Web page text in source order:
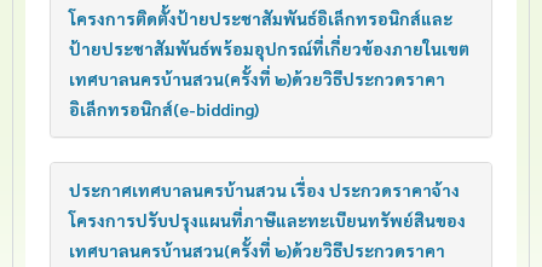
โครงการติดตั้งป้ายประชาสัมพันธ์อิเล็กทรอนิกส์และ
ป้ายประชาสัมพันธ์พร้อมอุปกรณ์ที่เกี่ยวข้องภายในเขต
เทศบาลนครบ้านสวน(ครั้งที่ ๒)ด้วยวิธีประกวดราคา
อิเล็กทรอนิกส์(e-bidding)
ประกาศเทศบาลนครบ้านสวน เรื่อง ประกวดราคาจ้าง
โครงการปรับปรุงแผนที่ภาษีและทะเบียนทรัพย์สินของ
เทศบาลนครบ้านสวน(ครั้งที่ ๒)ด้วยวิธีประกวดราคา